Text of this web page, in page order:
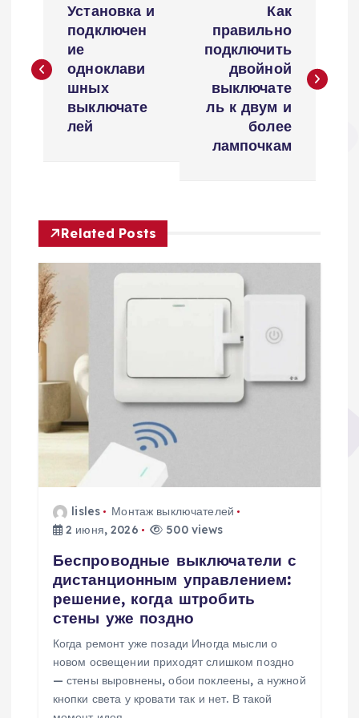
в
ц
и
я
п
о
з
Установка и
подключен
ие
одноклави
шных
выключате
лей
Как
правильно
подключить
двойной
выключате
ль к двум и
более
лампочкам
Related Posts
lisles
Монтаж выключателей
2 июня, 2026
500 views
Беспроводные выключатели с
дистанционным управлением:
решение, когда штробить
стены уже поздно
Когда ремонт уже позади Иногда мысли о
новом освещении приходят слишком поздно
— стены выровнены, обои поклеены, а нужной
кнопки света у кровати так и нет. В такой